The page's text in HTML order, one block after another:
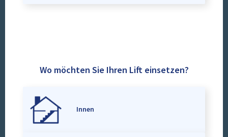
Wo möchten Sie Ihren Lift einsetzen?
Innen